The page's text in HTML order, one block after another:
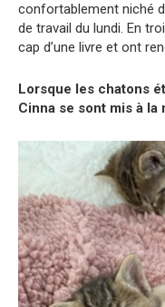
confortablement niché
de travail du lundi. En
cap d’une livre et ont
Lorsque les chatons
Cinna se sont mis à